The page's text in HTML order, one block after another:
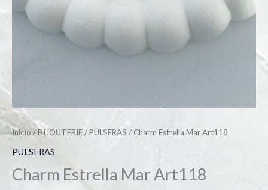
Inicio /BIJOUTERIE/PULSERAS / Charm Estrella Mar Art118
PULSERAS
Charm Estrella Mar Art118